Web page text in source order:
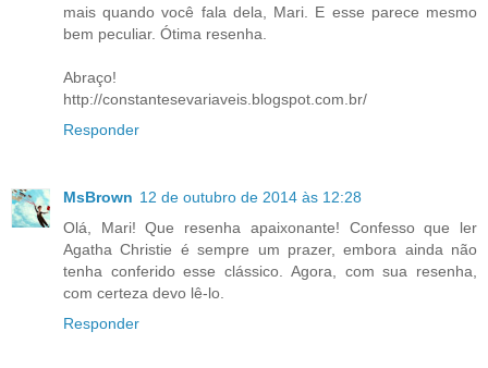
mais quando você fala dela, Mari. E esse parece mesmo
bem peculiar. Ótima resenha.
Abraço!
http://constantesevariaveis.blogspot.com.br/
Responder
MsBrown 12 de outubro de 2014 às 12:28
Olá, Mari! Que resenha apaixonante! Confesso que ler
Agatha Christie é sempre um prazer, embora ainda não
tenha conferido esse clássico. Agora, com sua resenha,
com certeza devo lê-lo.
Responder